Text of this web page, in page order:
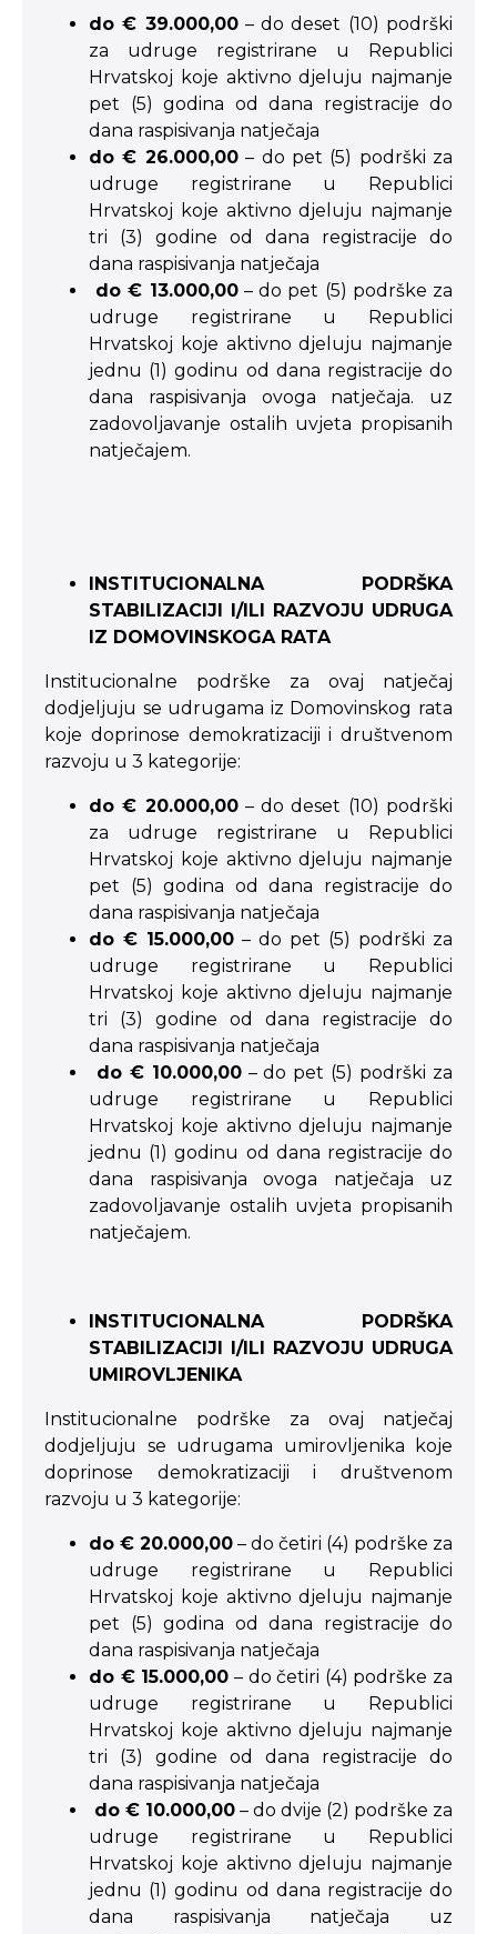
do € 39.000,00– do deset (10) podrški
za udruge registrirane u Republici
Hrvatskoj koje aktivno djeluju najmanje
pet (5) godina od dana registracije do
dana raspisivanja natječaja
do € 26.000,00– do pet (5) podrški za
udruge registrirane u Republici
Hrvatskoj koje aktivno djeluju najmanje
tri (3) godine od dana registracije do
dana raspisivanja natječaja
do € 13.000,00– do pet (5) podrške za
udruge registrirane u Republici
Hrvatskoj koje aktivno djeluju najmanje
jednu (1) godinu od dana registracije do
dana raspisivanja ovoga natječaja. uz
zadovoljavanje ostalih uvjeta propisanih
natječajem.
INSTITUCIONALNA PODRŠKA
STABILIZACIJI I/ILI RAZVOJU UDRUGA
IZ DOMOVINSKOGA RATA
Institucionalne podrške za ovaj natječaj
dodjeljuju se udrugama iz Domovinskog rata
koje doprinose demokratizaciji i društvenom
razvoju u 3 kategorije:
do € 20.000,00– do deset (10) podrški
za udruge registrirane u Republici
Hrvatskoj koje aktivno djeluju najmanje
pet (5) godina od dana registracije do
dana raspisivanja natječaja
do € 15.000,00 – do pet (5) podrški za
udruge registrirane u Republici
Hrvatskoj koje aktivno djeluju najmanje
tri (3) godine od dana registracije do
dana raspisivanja natječaja
do € 10.000,00– do pet (5) podrški za
udruge registrirane u Republici
Hrvatskoj koje aktivno djeluju najmanje
jednu (1) godinu od dana registracije do
dana raspisivanja ovoga natječaja uz
zadovoljavanje ostalih uvjeta propisanih
natječajem.
INSTITUCIONALNA PODRŠKA
STABILIZACIJI I/ILI RAZVOJU UDRUGA
UMIROVLJENIKA
Institucionalne podrške za ovaj natječaj
dodjeljuju se udrugama umirovljenika koje
doprinose demokratizaciji i društvenom
razvoju u 3 kategorije:
do € 20.000,00 – do četiri (4) podrške za
udruge registrirane u Republici
Hrvatskoj koje aktivno djeluju najmanje
pet (5) godina od dana registracije do
dana raspisivanja natječaja
do € 15.000,00 – do četiri (4) podrške za
udruge registrirane u Republici
Hrvatskoj koje aktivno djeluju najmanje
tri (3) godine od dana registracije do
dana raspisivanja natječaja
do € 10.000,00 – do dvije (2) podrške za
udruge registrirane u Republici
Hrvatskoj koje aktivno djeluju najmanje
jednu (1) godinu od dana registracije do
dana raspisivanja natječaja uz